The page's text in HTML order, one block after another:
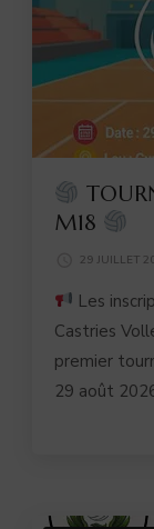
M18
29 JUILLET
Les
Castries
premier
29 août